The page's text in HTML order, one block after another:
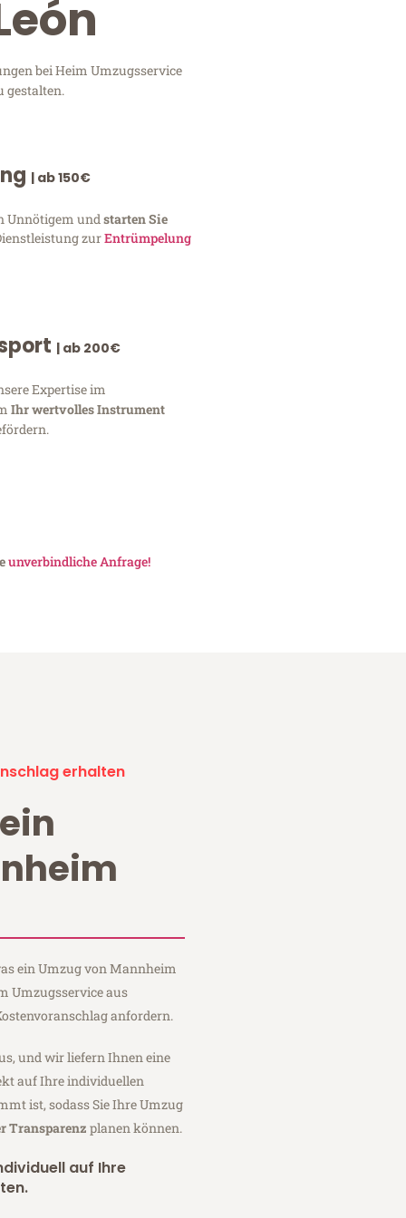
bei Heim Umzugsservice
gestalten.
| ab 150€
Unnötigem undstarten Sie
zurEntrümpelung
| ab 200€
Expertise im
Ihr wertvolles Instrument
unverbindliche Anfrage!
erhalten
ein Umzug von Mannheim
Umzugsservice aus
anfordern.
und wir liefern Ihnen eine
auf Ihre individuellen
ist, sodass Sie Ihre Umzug
Transparenz planen können.
auf Ihre